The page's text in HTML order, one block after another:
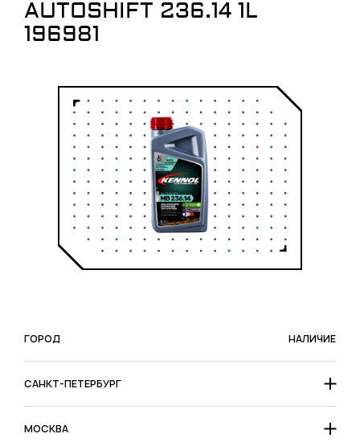
AUTOSHIFT 236.14 1L
196981
ГОРОД НАЛИЧИЕ
САНКТ-ПЕТЕРБУРГ
МОСКВА